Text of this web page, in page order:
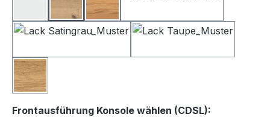
BalkeneicheKernbuche
Wildeiche
Frontausführung Konsole wählen (CDSL):